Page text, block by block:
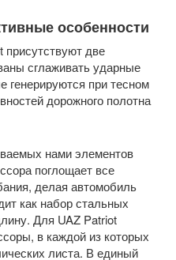
особенности
присутствуют две
сглаживать ударные
генерируются при тесном
дорожного полотна
нами элементов
поглощает все
делая автомобиль
как набор стальных
Для UAZ Patriot
в каждой из которых
листа. В единый